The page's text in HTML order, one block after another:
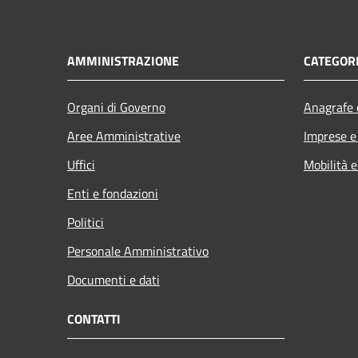
AMMINISTRAZIONE
Organi di Governo
Aree Amministrative
Uffici
Enti e fondazioni
Politici
Personale Amministrativo
Documenti e dati
Imprese
Mobilità
CONTATTI